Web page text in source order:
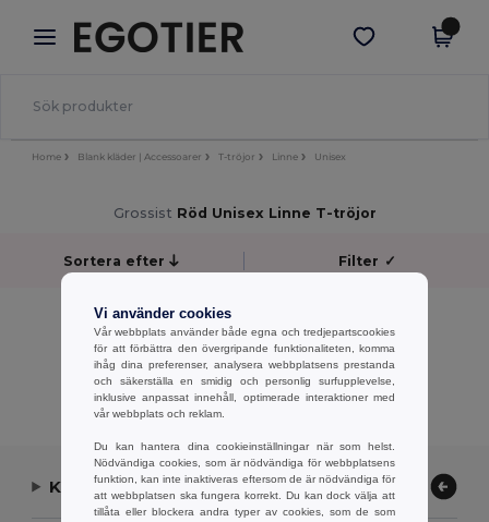
× Egotier-app
Bättre priser i appen!
Hämta app
Home Blank kläder | Accessoarer T-tröjor Linne Unisex
Grossist Röd Unisex Linne T-tröjor
Sortera efter Filter ✓
No results.
No results.
Visar Alla Produkter.
Kontakta oss
Vi använder cookies
Vår webbplats använder både egna och tredjepartscookies
för att förbättra den övergripande funktionaliteten, komma
ihåg dina preferenser, analysera webbplatsens prestanda
och säkerställa en smidig och personlig surfupplevelse,
inklusive anpassat innehåll, optimerade interaktioner med
vår webbplats och reklam.
Du kan hantera dina cookieinställningar när som helst.
Nödvändiga cookies, som är nödvändiga för webbplatsens
funktion, kan inte inaktiveras eftersom de är nödvändiga för
att webbplatsen ska fungera korrekt. Du kan dock välja att
tillåta eller blockera andra typer av cookies, som de som